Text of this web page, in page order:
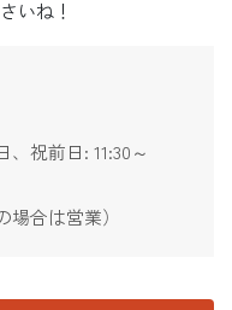
いね！
祝前日: 11:30～
合は営業）